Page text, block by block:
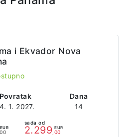
Povratak
4. 1. 2027.
Dana
14
i Ekvador Nova
EUR
,00
sada od
2.299 EUR
,00